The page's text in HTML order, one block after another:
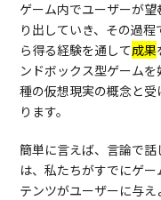
ゲーム内でユーザーが
り出していき、その過
ら得る経験を通して成果
ンドボックス型ゲーム
種の仮想現実の概念と
ります。
簡単に言えば、言論で
は、私たちがすでにゲ
テンツがユーザーに与